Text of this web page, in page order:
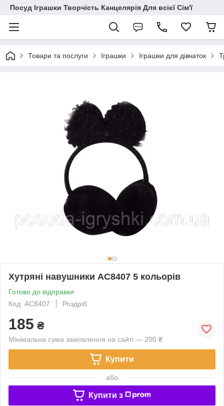
Посуд Іграшки Творчість Канцелярія Для всієї Сім'ї
Товари та послуги Іграшки Іграшки для дівчаток
Хутряні навушники AC8407 5 кольорів
Готово до відправки
Код: AC8407
Роздріб
185 ₴
Мінімальна сума замовлення на сайті — 200 ₴
Купити
або
Купити з